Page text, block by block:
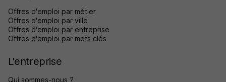
Offres d'emploi par métier
Offres d'emploi par ville
Offres d'emploi par entreprise
Offres d'emploi par mots clés
L'entreprise
Qui sommes-nous ?